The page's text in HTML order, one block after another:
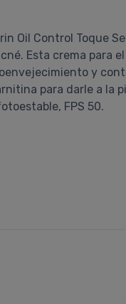
Oil Control Toque
Esta crema para
y
para darle a la
FPS 50.